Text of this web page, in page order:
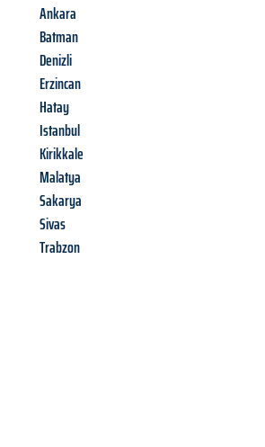
Ankara
Batman
Denizli
Erzincan
Hatay
Istanbul
Kirikkale
Malatya
Sakarya
Sivas
Trabzon